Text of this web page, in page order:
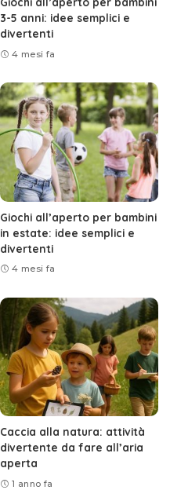
3-5 anni: idee semplici e
divertenti
4 mesi fa
Giochi all’aperto per bambini
in estate: idee semplici e
divertenti
4 mesi fa
Caccia alla natura: attività
divertente da fare all’aria
aperta
1 anno fa